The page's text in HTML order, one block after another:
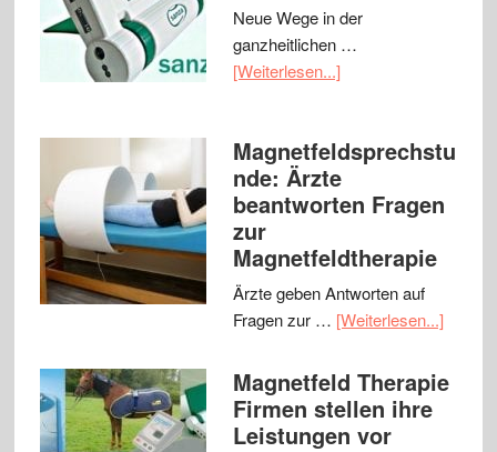
Neue Wege in der
ganzheitlichen …
[Weiterlesen...]
Magnetfeldsprechstu
nde: Ärzte
beantworten Fragen
zur
Magnetfeldtherapie
Ärzte geben Antworten auf
Fragen zur … [Weiterlesen...]
Magnetfeld Therapie
Firmen stellen ihre
Leistungen vor